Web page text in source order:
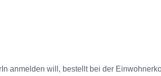
anmelden will, bestellt bei der